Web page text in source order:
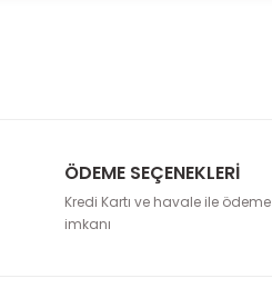
ÖDEME SEÇENEKLERİ
Kredi Kartı ve havale ile ödeme
imkanı